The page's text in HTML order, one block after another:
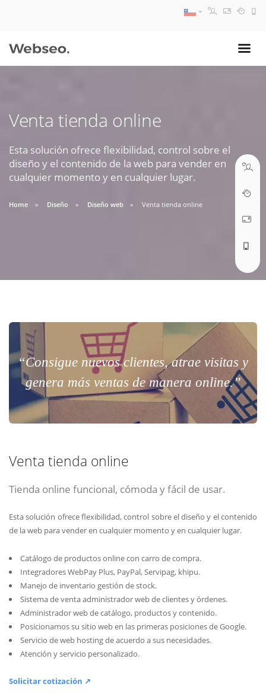
Venta tienda online
Esta solución ofrece flexibilidad, control sobre el
diseño y el contenido de la web para vender en
cualquier momento y en cualquier lugar.
Home Diseño Diseño web Venta tienda online
“Consigue nuevos clientes, atrae visitas y
genera más ventas de manera online.”
Venta tienda online
Tienda online funcional, cómoda y fácil de usar.
Esta solución ofrece flexibilidad, control sobre el diseño y el contenido
de la web para vender en cualquier momento y en cualquier lugar.
Catálogo de productos online con carro de compra.
Integradores WebPay Plus, PayPal, Servipag, khipu.
Manejo de inventario gestión de stock.
Sistema de venta administrador web de clientes y órdenes.
Administrador web de catálogo, productos y contenido.
Posicionamos su sitio web en las primeras posiciones de Google.
Servicio de web hosting de acuerdo a sus necesidades.
Atención y servicio personalizado.
Solicitar cotización ↗
09:30 AM A 18:30 PM
soporte@webseo.cl
ABRIR TICKET